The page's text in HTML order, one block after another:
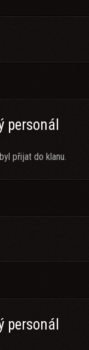
personál
byl přijat do klanu.
personál